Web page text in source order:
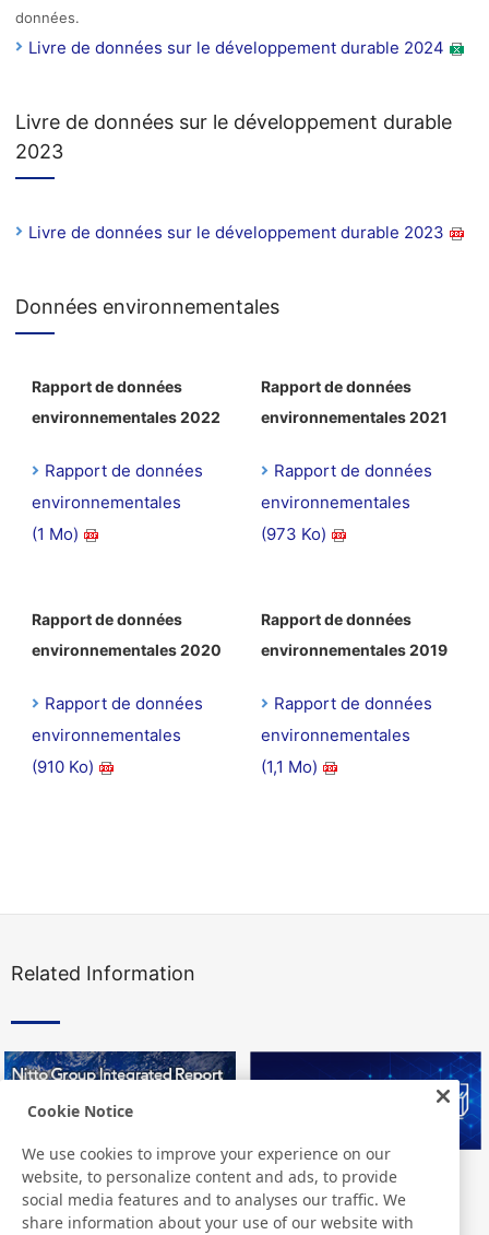
données.
Livre de données sur le développement durable 2024
Livre de données sur le développement durable
2023
Livre de données sur le développement durable 2023
Données environnementales
Rapport de données
environnementales 2022
Rapport de données
environnementales
(1 Mo)
Rapport de données
environnementales 2021
Rapport de données
environnementales
(973 Ko)
Rapport de données
environnementales 2020
Rapport de données
environnementales
(910 Ko)
Rapport de données
environnementales 2019
Rapport de données
environnementales
(1,1 Mo)
Related Information
Nitto Group Integrated Report Nitto Library
Cookie Notice
We use cookies to improve your experience on our
website, to personalize content and ads, to provide
social media features and to analyses our traffic. We
share information about your use of our website with